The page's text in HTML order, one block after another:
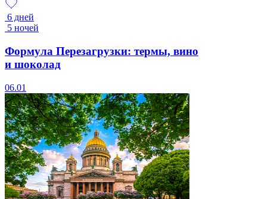
6 дней
5 ночей
Формула Перезагрузки: термы, вино
и шоколад
06.01